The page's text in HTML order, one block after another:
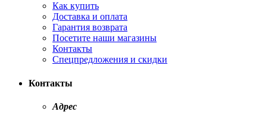
Как купить
Доставка и оплата
Гарантия возврата
Посетите наши магазины
Контакты
Спецпредложения и скидки
Контакты
Адрес